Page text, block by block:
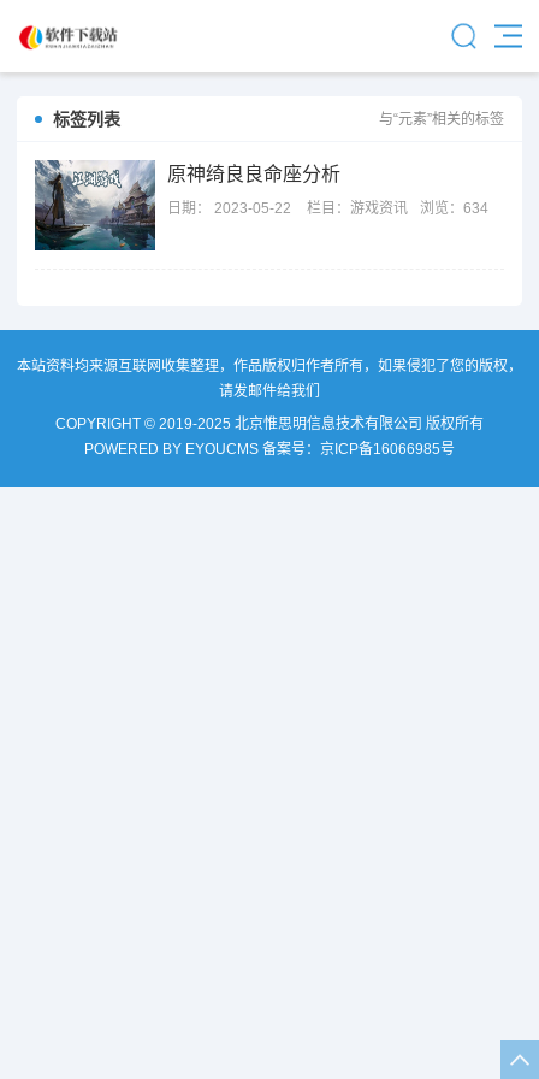
标签列表 与“元素”相关的标签
原神绮良良命座分析
日期： 2023-05-22 栏目： 游戏资讯 浏览：634
本站资料均来源互联网收集整理，作品版权归作者所有，如果侵犯了您的版权，
请发邮件给我们
COPYRIGHT © 2019-2025 北京惟思明信息技术有限公司 版权所有
POWERED BY EYOUCMS 备案号： 京ICP备16066985号